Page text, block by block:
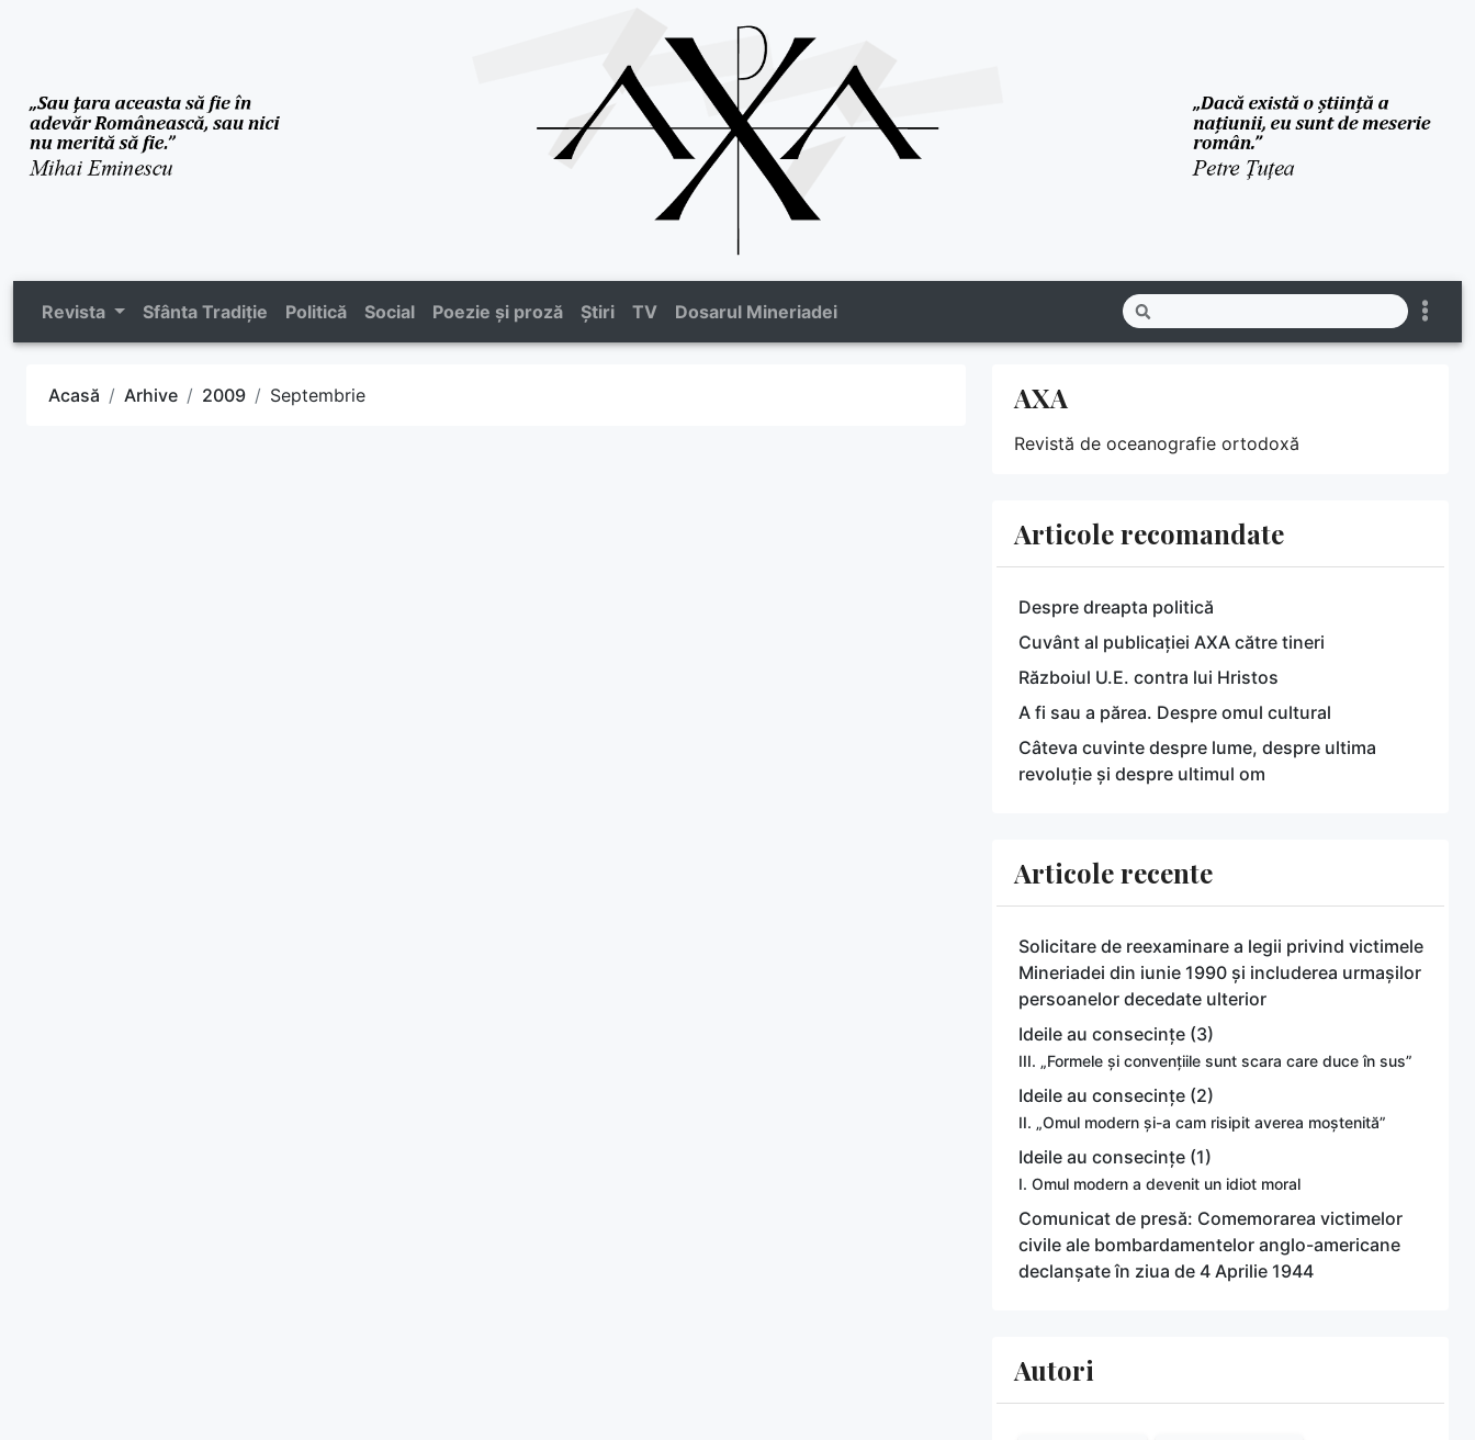
Revista Sfânta Tradiție Politică Social Poezie și proză Știri TV Dosarul Mineriadei
Acasă Arhive 2009 Septembrie AXA
Revistă de oceanografie ortodoxă
Articole recomandate
Despre dreapta politică
Cuvânt al publicației AXA către tineri
Războiul U.E. contra lui Hristos
A fi sau a părea. Despre omul cultural
Câteva cuvinte despre lume, despre ultima
revoluție și despre ultimul om
Articole recente
Solicitare de reexaminare a legii privind victimele
Mineriadei din iunie 1990 și includerea urmașilor
persoanelor decedate ulterior
Ideile au consecințe (3)
III. „Formele și convențiile sunt scara care duce în sus”
Ideile au consecințe (2)
II. „Omul modern și-a cam risipit averea moștenită”
Ideile au consecințe (1)
I. Omul modern a devenit un idiot moral
Comunicat de presă: Comemorarea victimelor
civile ale bombardamentelor anglo-americane
declanșate în ziua de 4 Aprilie 1944
Autori